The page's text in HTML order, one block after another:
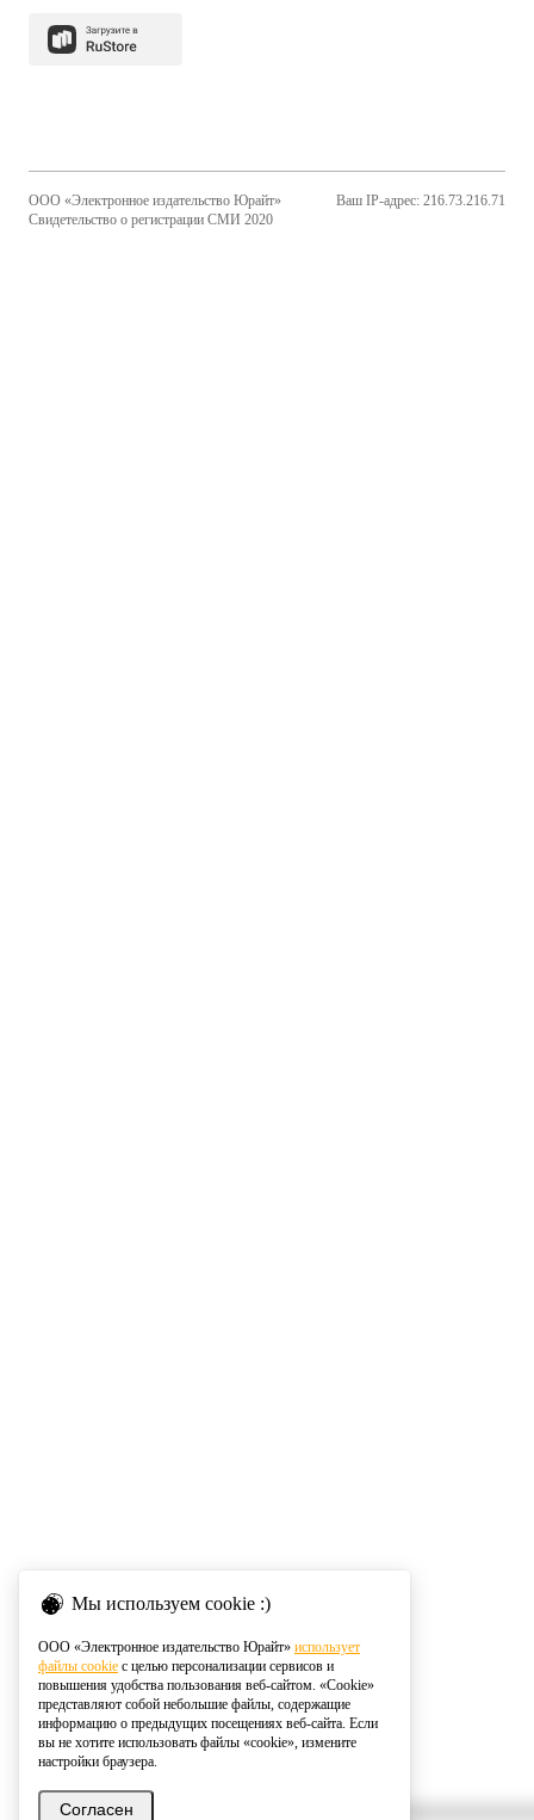
Мы используем cookie :)
ООО «Электронное издательство Юрайт» использует
файлы cookie с целью персонализации сервисов и
повышения удобства пользования веб-сайтом. «Cookie»
представляют собой небольшие файлы, содержащие
информацию о предыдущих посещениях веб-сайта. Если
вы не хотите использовать файлы «cookie», измените
настройки браузера.
Согласен
ООО «Электронное издательство Юрайт»
Свидетельство о регистрации СМИ 2020
Ваш IP-адрес: 216.73.216.71